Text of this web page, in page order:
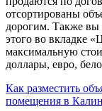
отсортированы
дорогим. Также вы
этого во вкладке
максимальную
доллары, евро,
Как разместить
помещения в